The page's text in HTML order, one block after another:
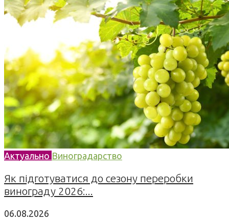
Актуально Виноградарство
Як підготуватися до сезону переробки
винограду 2026:...
06.08.2026